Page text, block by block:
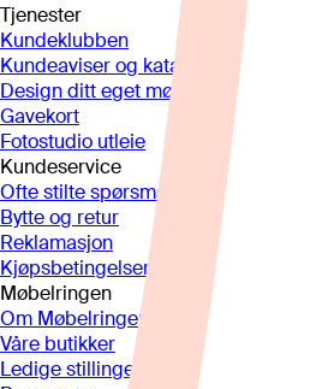
Tjenester
Kundeklubben
Kundeaviser og kataloger
Design ditt eget møbel
Gavekort
Fotostudio utleie
Kundeservice
Ofte stilte spørsmål
Bytte og retur
Reklamasjon
Kjøpsbetingelser
Møbelringen
Om Møbelringen
Våre butikker
Ledige stillinger